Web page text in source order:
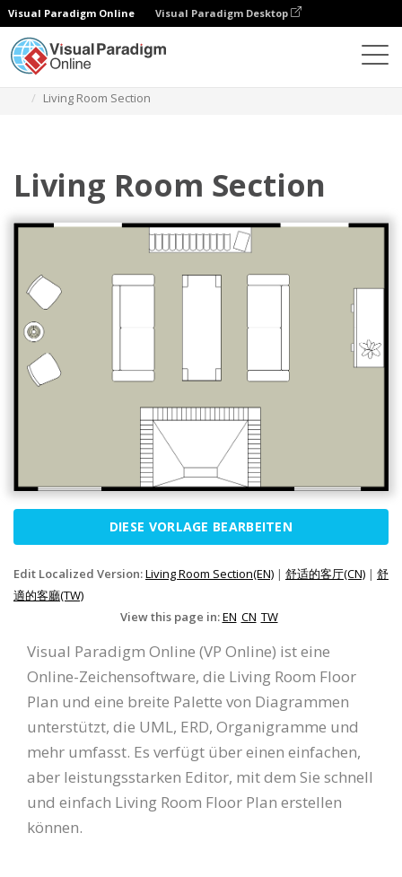
Visual Paradigm Online Visual Paradigm Desktop
Living Room Section
Living Room Section
DIESE VORLAGE BEARBEITEN
Edit Localized Version:Living Room Section(EN) | 舒适的客厅(CN) | 舒
適的客廳(TW)
View this page in:EN CN TW
Visual Paradigm Online (VP Online) ist eine
Online-Zeichensoftware, die Living Room Floor
Plan und eine breite Palette von Diagrammen
unterstützt, die UML, ERD, Organigramme und
mehr umfasst. Es verfügt über einen einfachen,
aber leistungsstarken Editor, mit dem Sie schnell
und einfach Living Room Floor Plan erstellen
können.